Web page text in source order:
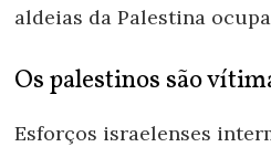
aldeias da Palestina
Os palestinos são
Esforços israelenses